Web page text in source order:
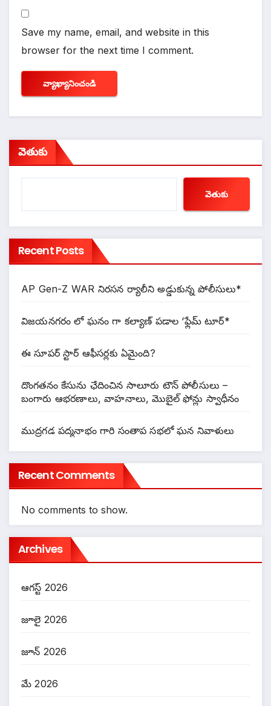
Save my name, email, and website in this
browser for the next time I comment.
వెతుకు
వెతుకు
Recent Posts
AP Gen-Z WAR నిరసన ర్యాలీని అడ్డుకున్న పోలీసులు*
విజ‌య‌న‌గ‌రం లో ఘ‌నం గా క‌ల్యాణ్ ప‌డాల ‘ఫ్లేమ్ టూర్*
ఈ సూపర్ స్టార్ ఆఫీసర్లకు ఏమైంది?
దొంగతనం కేసును ఛేదించిన సాలూరు టౌన్ పోలీసులు –
బంగారు ఆభరణాలు, వాహనాలు, మొబైల్ ఫోన్లు స్వాధీనం
ముద్రగడ పద్మనాభం గారి సంతాప సభలో ఘన నివాళులు
Recent Comments
No comments to show.
Archives
ఆగస్ట్ 2026
జూలై 2026
జూన్ 2026
మే 2026